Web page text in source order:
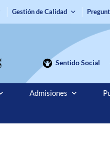
Gestión de Calidad
Sentido Social
Admisiones